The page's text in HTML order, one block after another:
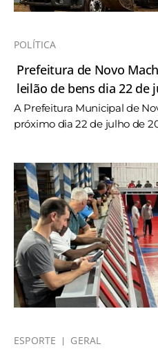
POLÍTICA
Prefeitura de Novo
leilão de bens dia 22 de
A Prefeitura Municipal de
próximo dia 22 de julho de
ESPORTE GERAL